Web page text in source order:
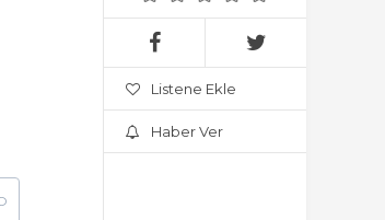
Listene Ekle
Haber Ver